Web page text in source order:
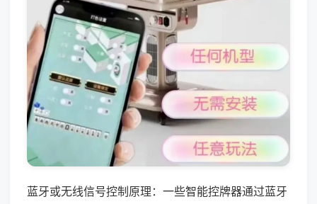
蓝牙或无线信号控制原理：一些智能控牌器通过蓝牙